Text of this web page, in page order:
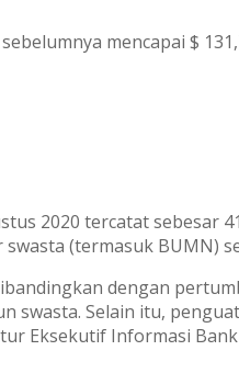
mencapai $
2020 tercatat sebesar
(termasuk BUMN)
dengan
swasta. Selain itu,
Eksekutif Informasi